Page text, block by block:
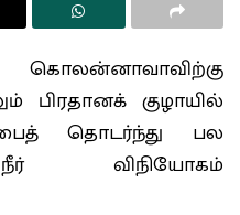
கொலன்னாவாவிற்கு
குழாயில்
தொடர்ந்து பல
நீர் விநியோகம்